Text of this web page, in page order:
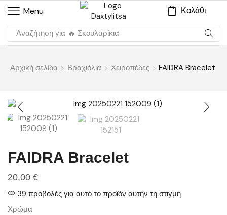
Menu Καλάθι
Αναζήτηση για 🔥 Σκουλαρίκια
Αρχική σελίδα Βραχιόλια Χειροπέδες FAIDRA Bracelet
FAIDRA Bracelet
20,00 €
39 προβολές για αυτό το προϊόν αυτήν τη στιγμή
Χρώμα